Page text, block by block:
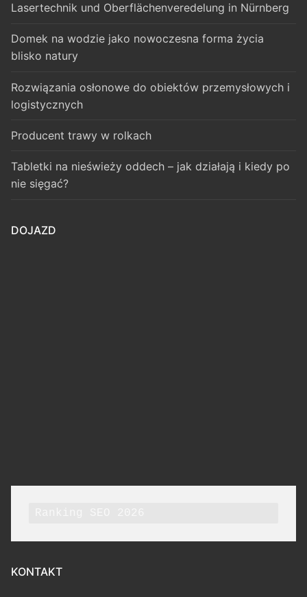
Lasertechnik und Oberflächenveredelung in Nürnberg
Domek na wodzie jako nowoczesna forma życia
blisko natury
Rozwiązania osłonowe do obiektów przemysłowych i
logistycznych
Producent trawy w rolkach
Tabletki na nieświeży oddech – jak działają i kiedy po
nie sięgać?
DOJAZD
KONTAKT